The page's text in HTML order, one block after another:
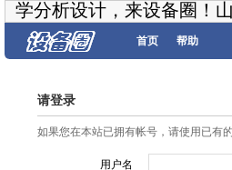
学分析设计，来设备圈！
首页 帮助
请登录
如果您在本站已拥有帐号，请使用已有
用户名